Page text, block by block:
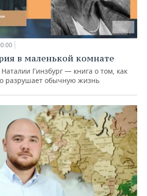
в маленькой комнате
Гинзбург — книга о том, как
разрушает обычную жизнь